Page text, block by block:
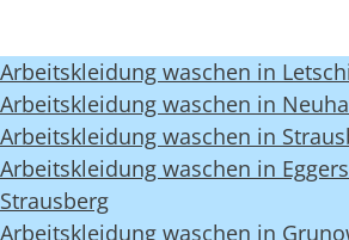
Arbeitskleidung waschen in
Arbeitskleidung waschen in
Arbeitskleidung waschen in
Arbeitskleidung waschen in
Strausberg
Arbeitskleidung waschen in